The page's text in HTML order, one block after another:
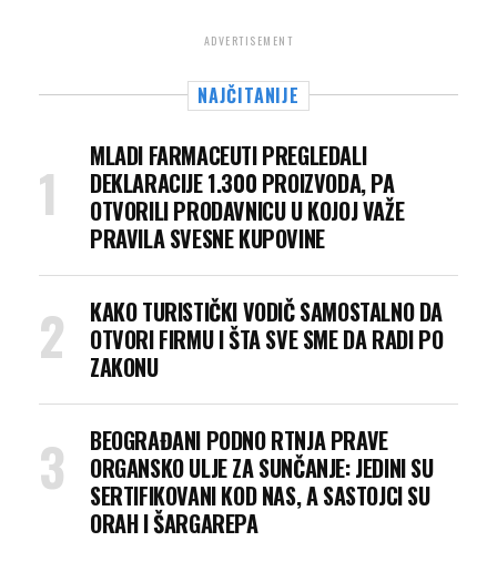
ADVERTISEMENT
NAJČITANIJE
MLADI FARMACEUTI PREGLEDALI
DEKLARACIJE 1.300 PROIZVODA, PA
OTVORILI PRODAVNICU U KOJOJ VAŽE
PRAVILA SVESNE KUPOVINE
KAKO TURISTIČKI VODIČ SAMOSTALNO DA
OTVORI FIRMU I ŠTA SVE SME DA RADI PO
ZAKONU
BEOGRAĐANI PODNO RTNJA PRAVE
ORGANSKO ULJE ZA SUNČANJE: JEDINI SU
SERTIFIKOVANI KOD NAS, A SASTOJCI SU
ORAH I ŠARGAREPA